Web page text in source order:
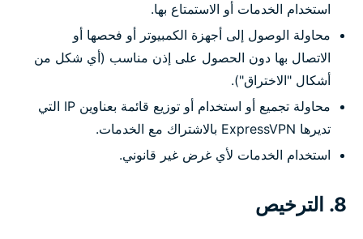
استخدام الخدمات أو الاستمتاع بها.
محاولة الوصول إلى أجهزة الكمبيوتر أو فحصها أو
الاتصال بها دون الحصول على إذن مناسب (أي شكل من
أشكال "الاختراق").
محاولة تجميع أو استخدام أو توزيع قائمة بعناوين IP التي
تديرها ExpressVPN بالاشتراك مع الخدمات.
استخدام الخدمات لأي غرض غير قانوني.
8. الترخيص